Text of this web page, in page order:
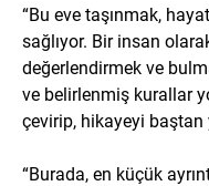
“Bu eve taşınmak,
sağlıyor. Bir insan
değerlendirmek ve
ve belirlenmiş kurallar
çevirip, hikayeyi baştan
“Burada, en küçük